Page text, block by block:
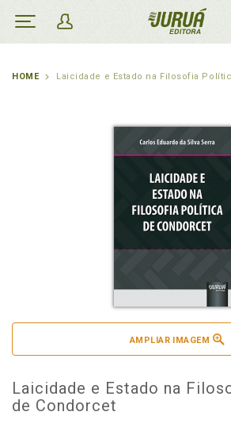
HOME Laicidade e Estado na Filosofia
AMPLIAR IMAGEM
Laicidade e Estado na
de Condorcet